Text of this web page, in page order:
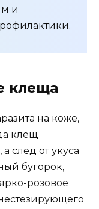
и
клеща
на коже,
клещ
след от укуса
бугорок,
розовое